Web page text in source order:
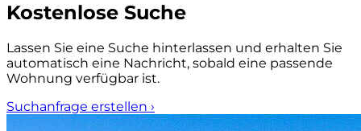
Kostenlose Suche
Lassen Sie eine Suche hinterlassen und erhalten Sie
automatisch eine Nachricht, sobald eine passende
Wohnung verfügbar ist.
Suchanfrage erstellen ›